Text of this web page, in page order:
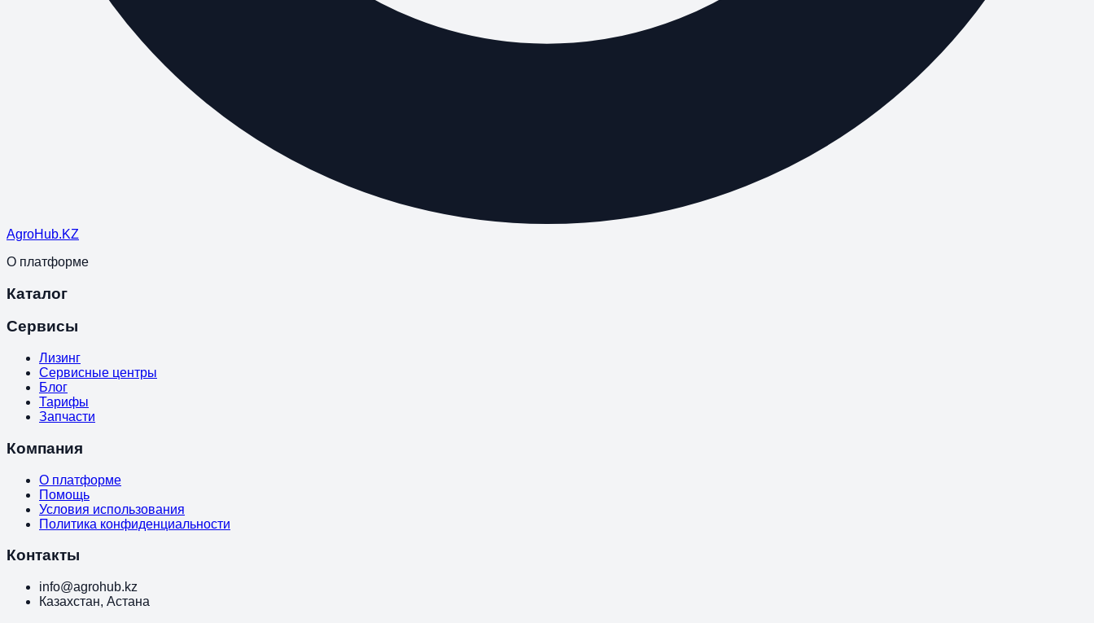
AgroHub.KZ
О платформе
Каталог
Сервисы
Лизинг
Сервисные центры
Блог
Тарифы
Запчасти
Компания
О платформе
Помощь
Условия использования
Политика конфиденциальности
Контакты
info@agrohub.kz
Казахстан, Астана